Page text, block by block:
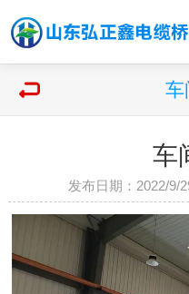
车
车
发布日期：2022/